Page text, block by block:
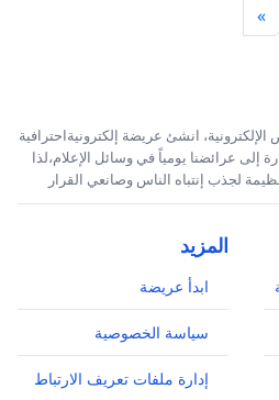
»
انشئ عريضة إلكترونيةاحترافية
إلى عرائضنا يومياً في وسائل الإعلام،لذا
لجذب إنتباه الناس وصانعي القرار
المزيد
ابدأ عريضة
سياسة الخصوصية
إدارة ملفات تعريف الارتباط